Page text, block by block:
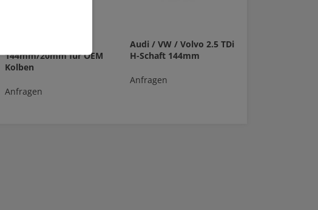
144mm/20mm für OEM
Kolben
Anfragen
Audi / VW / Volvo 2.5 TDi
H-Schaft 144mm
Anfragen